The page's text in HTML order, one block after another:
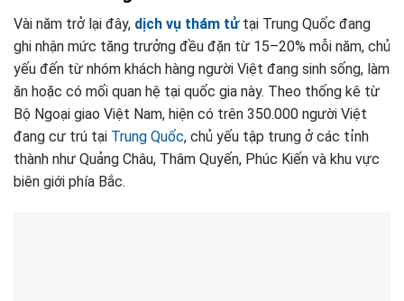
Vài năm trở lại đây, dịch vụ thám tửtại Trung Quốc đang
ghi nhận mức tăng trưởng đều đặn từ 15–20% mỗi năm, chủ
yếu đến từ nhóm khách hàng người Việt đang sinh sống, làm
ăn hoặc có mối quan hệ tại quốc gia này. Theo thống kê từ
Bộ Ngoại giao Việt Nam, hiện có trên 350.000 người Việt
đang cư trú tại Trung Quốc, chủ yếu tập trung ở các tỉnh
thành như Quảng Châu, Thâm Quyến, Phúc Kiến và khu vực
biên giới phía Bắc.